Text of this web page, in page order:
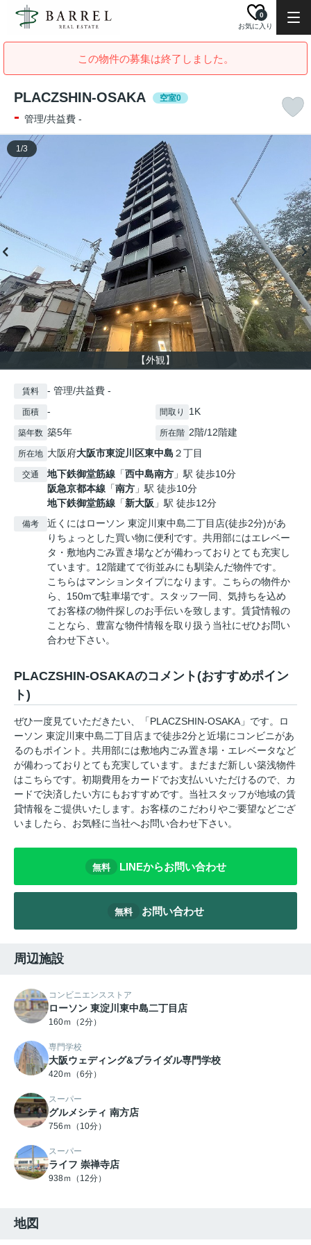
お気に入り
0
この物件の募集は終了しました。
PLACZSHIN-OSAKA 空室0
- 管理/共益費 -
【外観】
1/3
賃料 - 管理/共益費 -
面積 - 間取り 1K
築年数 築5年 所在階 2階/12階建
所在地 大阪府大阪市東淀川区東中島 ２丁目
交通 地下鉄御堂筋線 「西中島南方 」駅 徒歩10分
阪急京都本線 「南方 」駅 徒歩10分
地下鉄御堂筋線 「新大阪 」駅 徒歩12分
備考
近くにはローソン 東淀川東中島二丁目店(徒歩2分)があ
りちょっとした買い物に便利です。共用部にはエレベー
タ・敷地内ごみ置き場などが備わっておりとても充実し
ています。12階建てで街並みにも馴染んだ物件です。
こちらはマンションタイプになります。こちらの物件か
ら、150mで駐車場です。スタッフ一同、気持ちを込め
てお客様の物件探しのお手伝いを致します。賃貸情報の
ことなら、豊富な物件情報を取り扱う当社にぜひお問い
合わせ下さい。
PLACZSHIN-OSAKAのコメント(おすすめポイン
ト)
ぜひ一度見ていただきたい、「PLACZSHIN-OSAKA」です。ロ
ーソン 東淀川東中島二丁目店まで徒歩2分と近場にコンビニがあ
るのもポイント。共用部には敷地内ごみ置き場・エレベータなど
が備わっておりとても充実しています。まだまだ新しい築浅物件
はこちらです。初期費用をカードでお支払いいただけるので、カ
ードで決済したい方にもおすすめです。当社スタッフが地域の賃
貸情報をご提供いたします。お客様のこだわりやご要望などござ
いましたら、お気軽に当社へお問い合わせ下さい。
無料 LINEからお問い合わせ
無料 お問い合わせ
周辺施設
コンビニエンスストア
ローソン 東淀川東中島二丁目店
160ｍ（2分）
専門学校
大阪ウェディング&ブライダル専門学校
420ｍ（6分）
スーパー
グルメシティ 南方店
756ｍ（10分）
スーパー
ライフ 崇禅寺店
938ｍ（12分）
地図